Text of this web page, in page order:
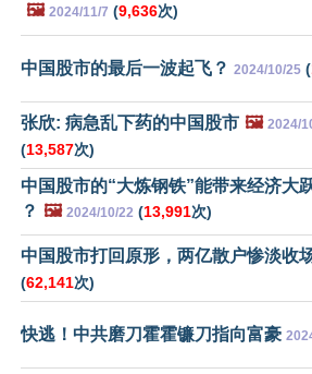
🖼️ 2024/11/7 (9,636次)
中国股市的最后一波起飞？ 2024/10/25 (
张欣: 病急乱下药的中国股市 🖼️ 2024/
(13,587次)
中国股市的“大炼钢铁”能带来经济大
？ 🖼️ 2024/10/22 (13,991次)
中国股市打回原形，两亿散户惨淡收
(62,141次)
快逃！中共磨刀霍霍镰刀指向富豪